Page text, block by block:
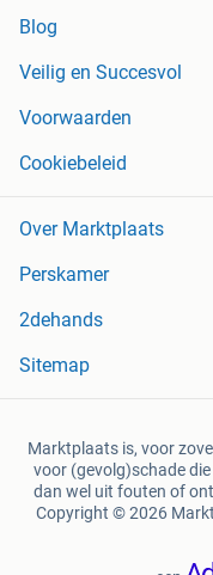
Blog
Veilig en Succesvol
Voorwaarden
Cookiebeleid
Over Marktplaats
Perskamer
2dehands
Sitemap
Marktplaats is, voor
voor (gevolg)schade
dan wel uit fouten of
Copyright © 2026